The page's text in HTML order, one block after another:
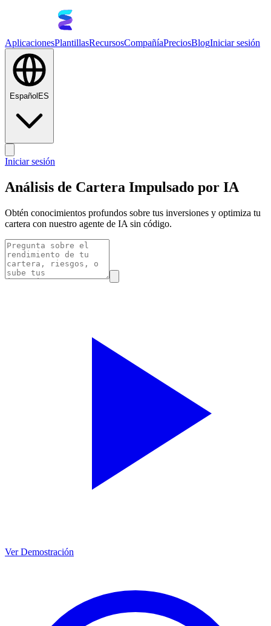
AplicacionesPlantillasRecursosCompañíaPreciosBlogIniciar sesión
Español ES
Iniciar sesión
Análisis de Cartera Impulsado por IA
Obtén conocimientos profundos sobre tus inversiones y optimiza tu
cartera con nuestro agente de IA sin código.
Ver Demostración